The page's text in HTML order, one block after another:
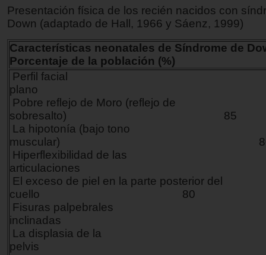
Presentación física de los recién nacidos con
Down (adaptado de Hall, 1966 y Sáenz, 1999)
Características neonatales de Síndrome
Porcentaje de la población (%)
Perfil facial
plano
Pobre reflejo de Moro (reflejo de
sobresalto) 85
La hipotonía (bajo tono
muscular)
Hiperflexibilidad de las
articulaciones
El exceso de piel en la parte posterior del
cuello 80
Fisuras palpebrales
inclinadas
La displasia de la
pelvis